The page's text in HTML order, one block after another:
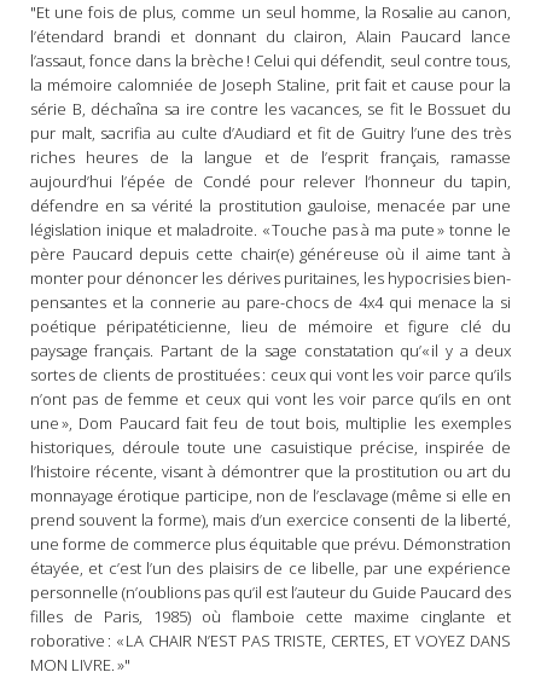
"Et une fois de plus, comme un seul homme, la Rosalie au canon,
l’étendard brandi et donnant du clairon, Alain Paucard lance
l’assaut, fonce dans la brèche ! Celui qui défendit, seul contre tous,
la mémoire calomniée de Joseph Staline, prit fait et cause pour la
série B, déchaîna sa ire contre les vacances, se fit le Bossuet du
pur malt, sacrifia au culte d’Audiard et fit de Guitry l’une des très
riches heures de la langue et de l’esprit français, ramasse
aujourd’hui l’épée de Condé pour relever l’honneur du tapin,
défendre en sa vérité la prostitution gauloise, menacée par une
législation inique et maladroite. « Touche pas à ma pute » tonne le
père Paucard depuis cette chair(e) généreuse où il aime tant à
monter pour dénoncer les dérives puritaines, les hypocrisies bien-
pensantes et la connerie au pare-chocs de 4x4 qui menace la si
poétique péripatéticienne, lieu de mémoire et figure clé du
paysage français. Partant de la sage constatation qu’« il y a deux
sortes de clients de prostituées : ceux qui vont les voir parce qu’ils
n’ont pas de femme et ceux qui vont les voir parce qu’ils en ont
une », Dom Paucard fait feu de tout bois, multiplie les exemples
historiques, déroule toute une casuistique précise, inspirée de
l’histoire récente, visant à démontrer que la prostitution ou art du
monnayage érotique participe, non de l’esclavage (même si elle en
prend souvent la forme), mais d’un exercice consenti de la liberté,
une forme de commerce plus équitable que prévu. Démonstration
étayée, et c’est l’un des plaisirs de ce libelle, par une expérience
personnelle (n’oublions pas qu’il est l’auteur du Guide Paucard des
filles de Paris, 1985) où flamboie cette maxime cinglante et
roborative : « LA CHAIR N’EST PAS TRISTE, CERTES, ET VOYEZ DANS
MON LIVRE. »"